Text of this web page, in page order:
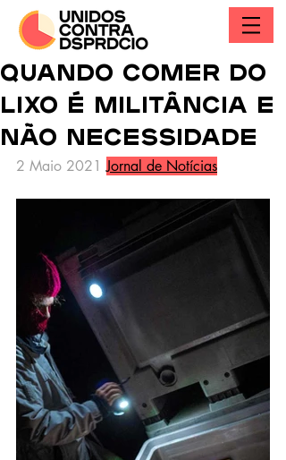
Quando comer do
lixo é militância e
não necessidade
2 Maio 2021 Jornal de Notícias